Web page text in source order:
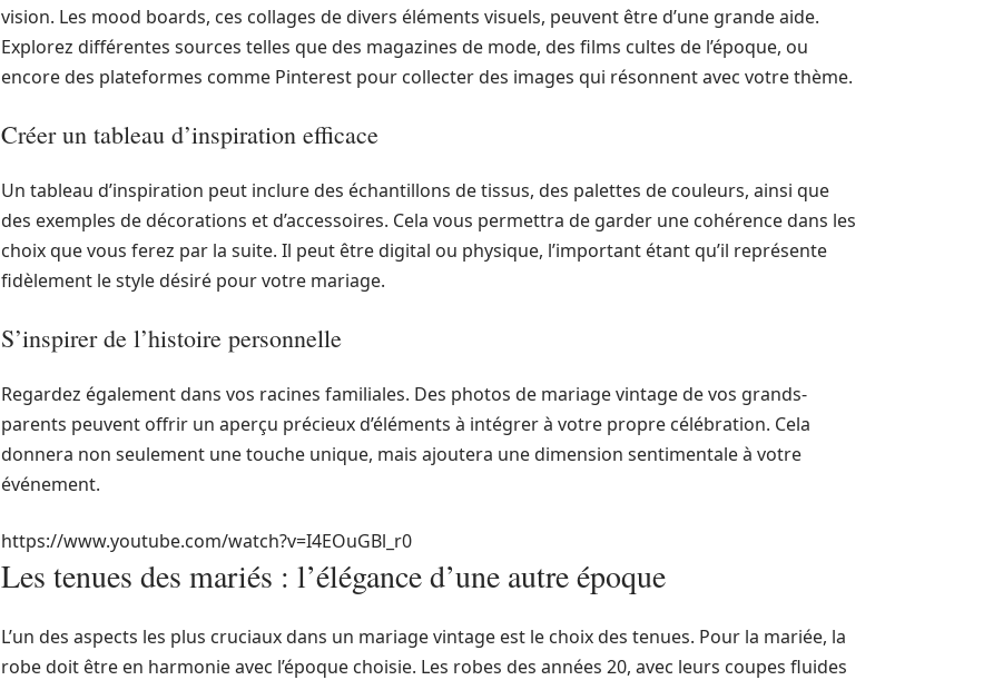
vision. Les mood boards, ces collages de divers éléments visuels, peuvent être d’une grande aide.
Explorez différentes sources telles que des magazines de mode, des films cultes de l’époque, ou
encore des plateformes comme Pinterest pour collecter des images qui résonnent avec votre thème.
Créer un tableau d’inspiration efficace
Un tableau d’inspiration peut inclure des échantillons de tissus, des palettes de couleurs, ainsi que
des exemples de décorations et d’accessoires. Cela vous permettra de garder une cohérence dans les
choix que vous ferez par la suite. Il peut être digital ou physique, l’important étant qu’il représente
fidèlement le style désiré pour votre mariage.
S’inspirer de l’histoire personnelle
Regardez également dans vos racines familiales. Des photos de mariage vintage de vos grands-
parents peuvent offrir un aperçu précieux d’éléments à intégrer à votre propre célébration. Cela
donnera non seulement une touche unique, mais ajoutera une dimension sentimentale à votre
événement.
https://www.youtube.com/watch?v=I4EOuGBl_r0
Les tenues des mariés : l’élégance d’une autre époque
L’un des aspects les plus cruciaux dans un mariage vintage est le choix des tenues. Pour la mariée, la
robe doit être en harmonie avec l’époque choisie. Les robes des années 20, avec leurs coupes fluides